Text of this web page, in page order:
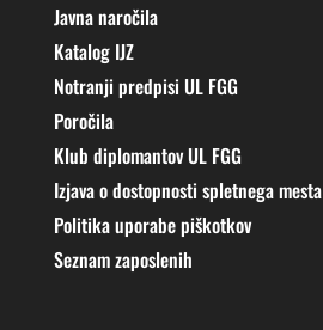
Javna naročila
Katalog IJZ
Notranji predpisi UL FGG
Poročila
Klub diplomantov UL FGG
Izjava o dostopnosti spletnega mesta
Politika uporabe piškotkov
Seznam zaposlenih